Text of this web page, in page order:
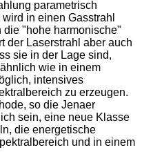
parametrisch
in einen Gasstrahl
die "hohe harmonische"
der Laserstrahl aber auch
sie in der Lage sind,
wie in einem
intensives
zu erzeugen.
so die Jenaer
sein, eine neue Klasse
die energetische
und in einem